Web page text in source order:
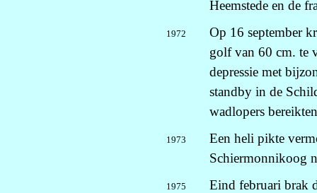
Heemstede en de
1972
Op 16 september
golf van 60 cm. te
depressie met
standby in de
wadlopers
1973
Een heli pikte
Schiermonnikoog
1975
Eind februari brak